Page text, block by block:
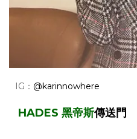
IG： @karinnowhere
HADES 黑帝斯傳送門